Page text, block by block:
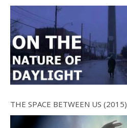
THE SPACE BETWEEN US (2015)